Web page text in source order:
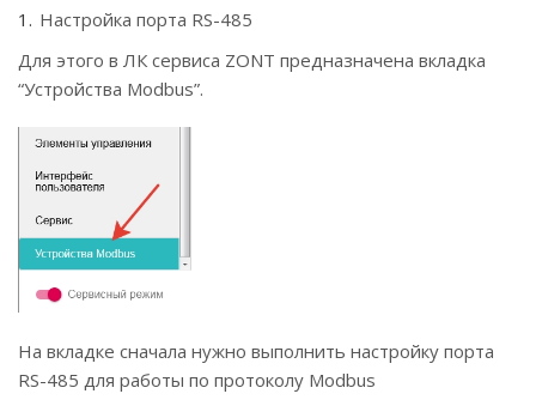
Настройка порта RS-485
Для этого в ЛК сервиса ZONT предназначена вкладка
“Устройства Modbus”.
На вкладке сначала нужно выполнить настройку порта
RS-485 для работы по протоколу Modbus